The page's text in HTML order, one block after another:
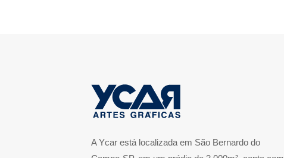
A Ycar está localizada em São Bernardo do